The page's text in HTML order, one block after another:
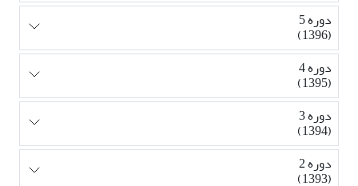
دوره 5
(1396)
دوره 4
(1395)
دوره 3
(1394)
دوره 2
(1393)